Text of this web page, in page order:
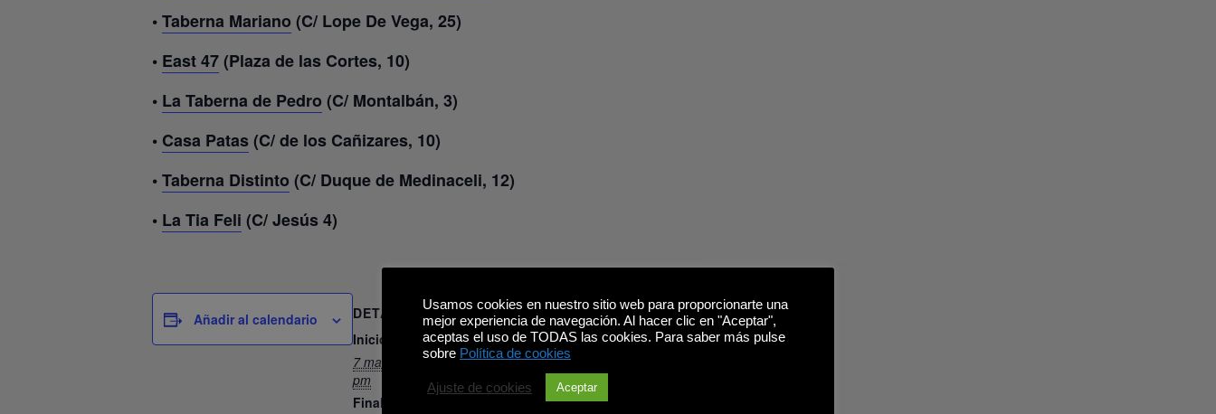
•Taberna Mariano (C/ Lope De Vega, 25)
• East 47(Plaza de las Cortes, 10)
• La Taberna de Pedro (C/ Montalbán, 3)
• Casa Patas(C/ de los Cañizares, 10)
•Taberna Distinto (C/ Duque de Medinaceli, 12)
• La Tia Feli (C/ Jesús 4)
Añadir al calendario
DETALLES
Inicio:
7 marzo, 2019 @ 12:00
pm
Finaliza:
RECINTO
Barrio de las Letras
Madrid,
Map
Ver el sitio web del
Usamos cookies en nuestro sitio web para proporcionarte una
mejor experiencia de navegación. Al hacer clic en "Aceptar",
aceptas el uso de TODAS las cookies. Para saber más pulse
sobre Política de cookies
Ajuste de cookies Aceptar